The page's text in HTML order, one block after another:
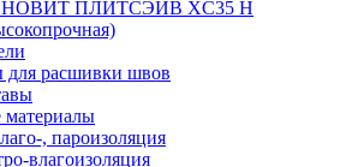
ПЛИТСЭЙВ XС35 Н
для расшивки швов
, пароизоляция
влагоизоляция